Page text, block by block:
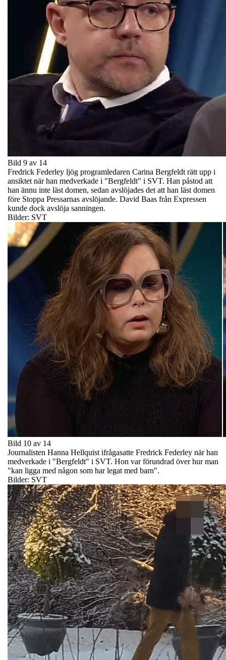
Bild 9 av 14
Fredrick Federley ljög programledaren Carina Bergfeldt rätt upp i
ansiktet när han medverkade i "Bergfeldt" i SVT. Han påstod att
han ännu inte läst domen, sedan avslöjades det att han läst domen
före Stoppa Pressarnas avslöjande. David Baas från Expressen
kunde dock avslöja sanningen.
Bilder: SVT
Bild 10 av 14
Journalisten Hanna Hellquist ifrågasatte Fredrick Federley när han
medverkade i "Bergfeldt" i SVT. Hon var förundrad över hur man
"kan ligga med någon som har legat med barn".
Bilder: SVT